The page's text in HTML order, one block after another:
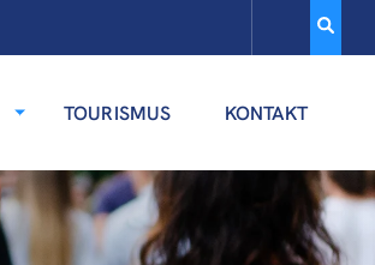
TOURISMUS KONTAKT